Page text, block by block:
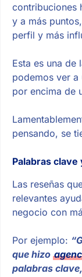
contribuciones
y a más
perfil y más
Esta es una de
podemos ver a
por encima de
pensando, se
Palabras
Las reseñas
relevantes
negocio con
Por ejemplo:
que hizo
palabras